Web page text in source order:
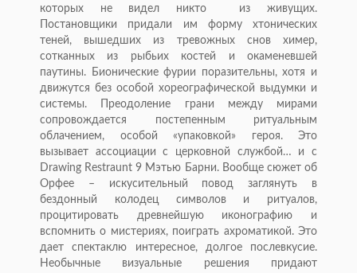
которых не видел никто из живущих.
Постановщики придали им форму хтонических
теней, вышедших из тревожных снов химер,
сотканных из рыбьих костей и окаменевшей
паутины. Бионические фурии поразительны, хотя и
движутся без особой хореографической выдумки и
системы. Преодоление грани между мирами
сопровождается постепенным ритуальным
облачением, особой «упаковкой» героя. Это
вызывает ассоциации с церковной службой… и с
Drawing Restraunt 9 Мэтью Барни. Вообще сюжет об
Орфее – искусительный повод заглянуть в
бездонный колодец символов и ритуалов,
процитировать древнейшую иконографию и
вспомнить о мистериях, поиграть ахроматикой. Это
дает спектаклю интересное, долгое послевкусие.
Необычные визуальные решения придают